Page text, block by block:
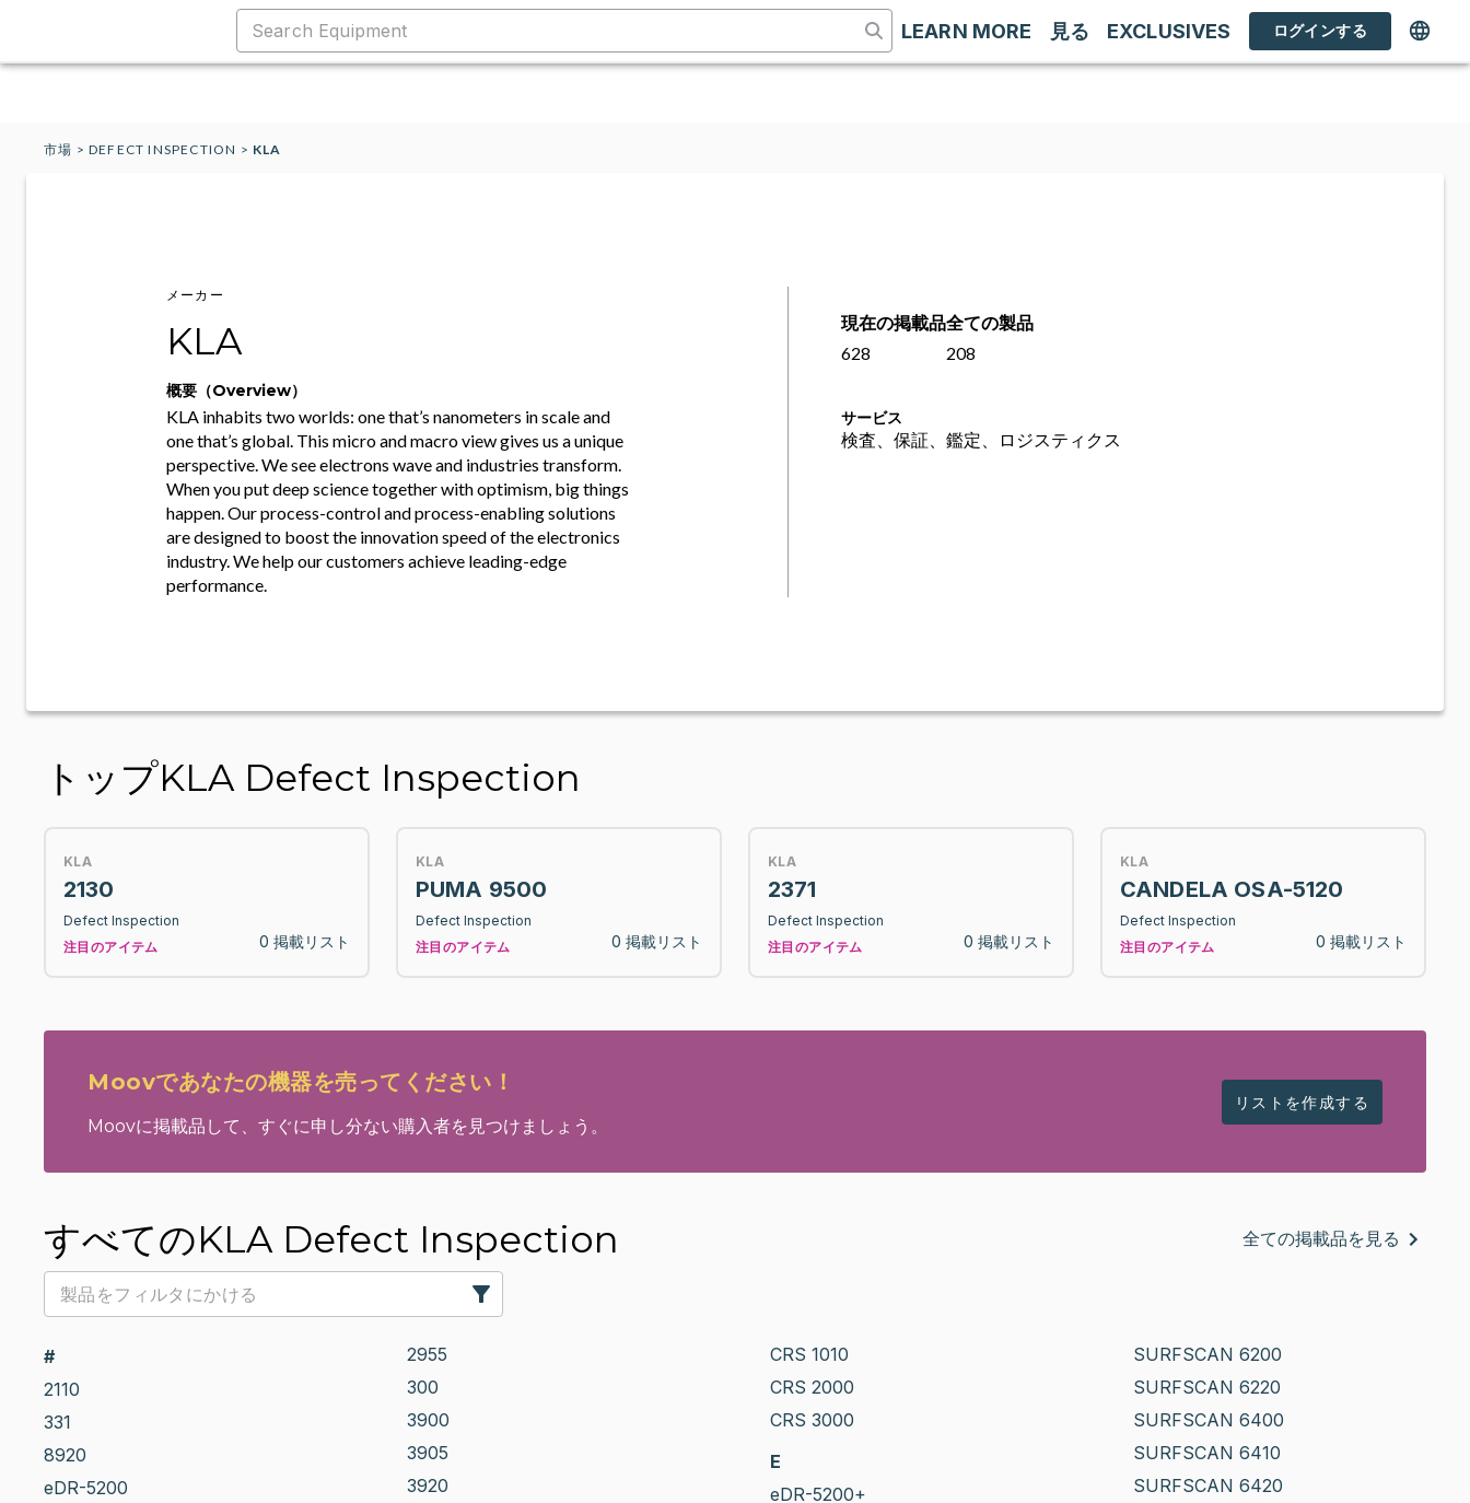
LEARN MORE 見る EXCLUSIVES ログインする
市場 >DEFECT INSPECTION > KLA
メーカー
KLA
概要（Overview）
KLA inhabits two worlds: one that’s nanometers in scale and
one that’s global. This micro and macro view gives us a unique
perspective. We see electrons wave and industries transform.
When you put deep science together with optimism, big things
happen. Our process-control and process-enabling solutions
are designed to boost the innovation speed of the electronics
industry. We help our customers achieve leading-edge
performance.
現在の掲載品
628
全ての製品
208
サービス
検査、保証、鑑定、ロジスティクス
トップKLA Defect Inspection
KLA
2130
Defect Inspection
注目のアイテム
0 掲載リスト
KLA
PUMA 9500
Defect Inspection
注目のアイテム
0 掲載リスト
KLA
2371
Defect Inspection
注目のアイテム
0 掲載リスト
KLA
CANDELA OSA-5120
Defect Inspection
注目のアイテム
0 掲載リスト
Moovであなたの機器を売ってください！
Moovに掲載品して、すぐに申し分ない購入者を見つけましょう。
リストを作成する
すべてのKLA Defect Inspection 全ての掲載品を見る
#
2110
331
8920
eDR-5200
2955
300
3900
3905
3920
CRS 1010
CRS 2000
CRS 3000
E
eDR-5200+
SURFSCAN 6200
SURFSCAN 6220
SURFSCAN 6400
SURFSCAN 6410
SURFSCAN 6420